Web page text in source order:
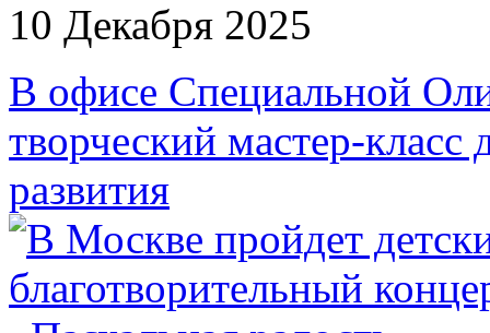
10 Декабря 2025
В офисе Специальной
творческий мастер-
развития